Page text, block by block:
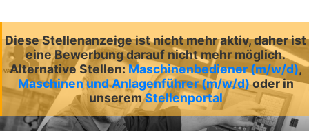
Diese Stellenanzeige ist nicht mehr aktiv, daher ist
eine Bewerbung darauf nicht mehr möglich.
Alternative Stellen:Maschinenbediener (m/w/d),
Maschinen und Anlagenführer (m/w/d)oder in
unseremStellenportal